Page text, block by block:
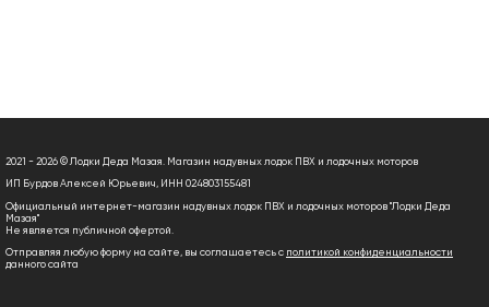
2021 - 2026 © Лодки Деда Мазая. Магазин надувных лодок ПВХ и лодочных моторов
ИП Бурдов Алексей Юрьевич, ИНН 024803155481
Официальный интернет-магазин надувных лодок ПВХ и лодочных моторов "Лодки Деда
Мазая"
Не является публичной офертой.
Отправляя любую форму на сайте, вы соглашаетесь с политикой конфиденциальности
данного сайта